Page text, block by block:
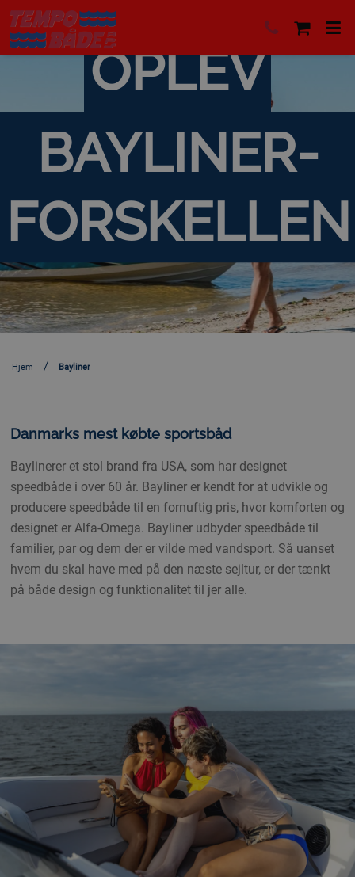
OPLEV
BAYLINER-
FORSKELLEN
Hjem Bayliner
Danmarks mest købte sportsbåd
Baylinerer et stol brand fra USA, som har designet
speedbåde i over 60 år. Bayliner er kendt for at udvikle og
producere speedbåde til en fornuftig pris, hvor komforten og
designet er Alfa-Omega. Bayliner udbyder speedbåde til
familier, par og dem der er vilde med vandsport. Så uanset
hvem du skal have med på den næste sejltur, er der tænkt
på både design og funktionalitet til jer alle.